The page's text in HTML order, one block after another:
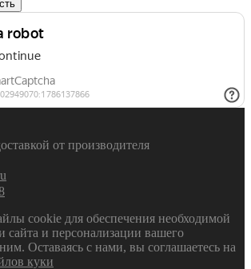
от производителя
cookie для обеспечения необходимой
сайта и персонализации вашего
Оставаясь с нами, вы соглашаетесь на
куки